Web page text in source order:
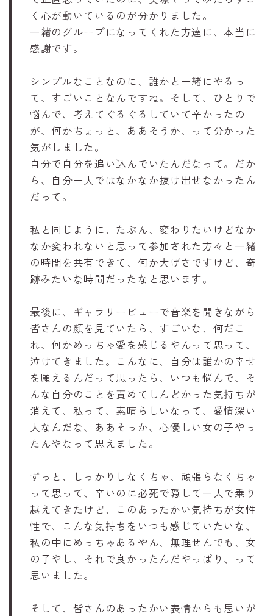
く心が動いているのが分かりました。
一緒のグループになってくれた方達に、本当に
感謝です。
シンプルなことなのに、誰かと一緒にやるっ
て、すごいことなんですね。そして、ひとりで
悩んで、考えてぐるぐるしていて辛かったの
が、何かちょっと、ああそうか、って分かった
気がしました。
自分で自分を追い込んでいたんだなって。だか
ら、自分一人ではなかなか抜け出せなかったん
だって。
私と同じように、たぶん、変わりたいけどなか
なか変われないと思って参加された方々と一緒
の時間を共有できて、何か大げさですけど、奇
跡みたいな時間だったなと思います。
最後に、ギャラリービューで音楽を聞きながら
皆さんの顔を見ていたら、すごいな、何だこ
れ、何かめっちゃ愛を感じるやんって思って、
泣けてきました。こんなに、自分は誰かの幸せ
を願えるんだって思ったら、いつも悩んで、そ
んな自分のことを責めてしんどかった気持ちが
消えて、私って、素晴らしいなって、愛情深い
人なんだな、ああそっか、心優しい女の子やっ
たんやなって思えました。
ずっと、しっかりしなくちゃ、頑張らなくちゃ
って思って、辛いのに必死で隠して一人で乗り
越えてきたけど、このあったかい気持ちが女性
性で、こんな気持ちをいつも感じていたいな、
私の中にめっちゃあるやん、無理せんでも、女
の子やし、それで良かったんだやっぱり、って
思いました。
そして、皆さんのあったかい表情からも思いが